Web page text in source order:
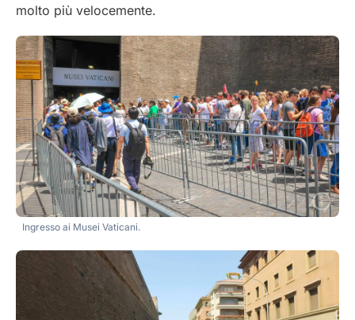
molto più velocemente.
Ingresso ai Musei Vaticani.